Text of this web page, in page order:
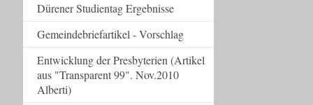
Dürener Studientag Ergebnisse
Gemeindebriefartikel - Vorschlag
Entwicklung der Presbyterien (Artikel
aus "Transparent 99". Nov.2010
Alberti)